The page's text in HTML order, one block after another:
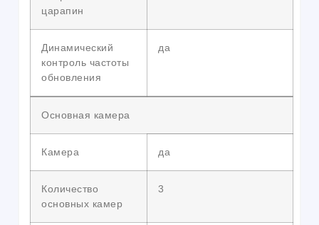
царапин
Динамический
контроль частоты
обновления
да
Основная камера
Камера да
Количество
основных камер
3